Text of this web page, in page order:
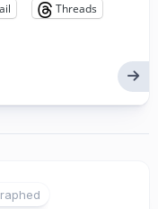
Threads